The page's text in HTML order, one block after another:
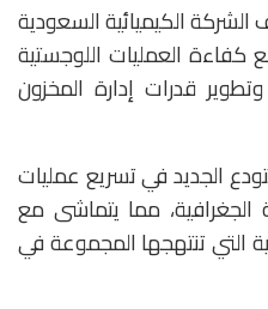
الشركة الكيميائية السعودية
العمليات اللوجستية
قدرات إدارة المخزون
الجديد في تسريع عمليات
الجغرافية، مما يتماشى مع
التي تنتهجها المجموعة في